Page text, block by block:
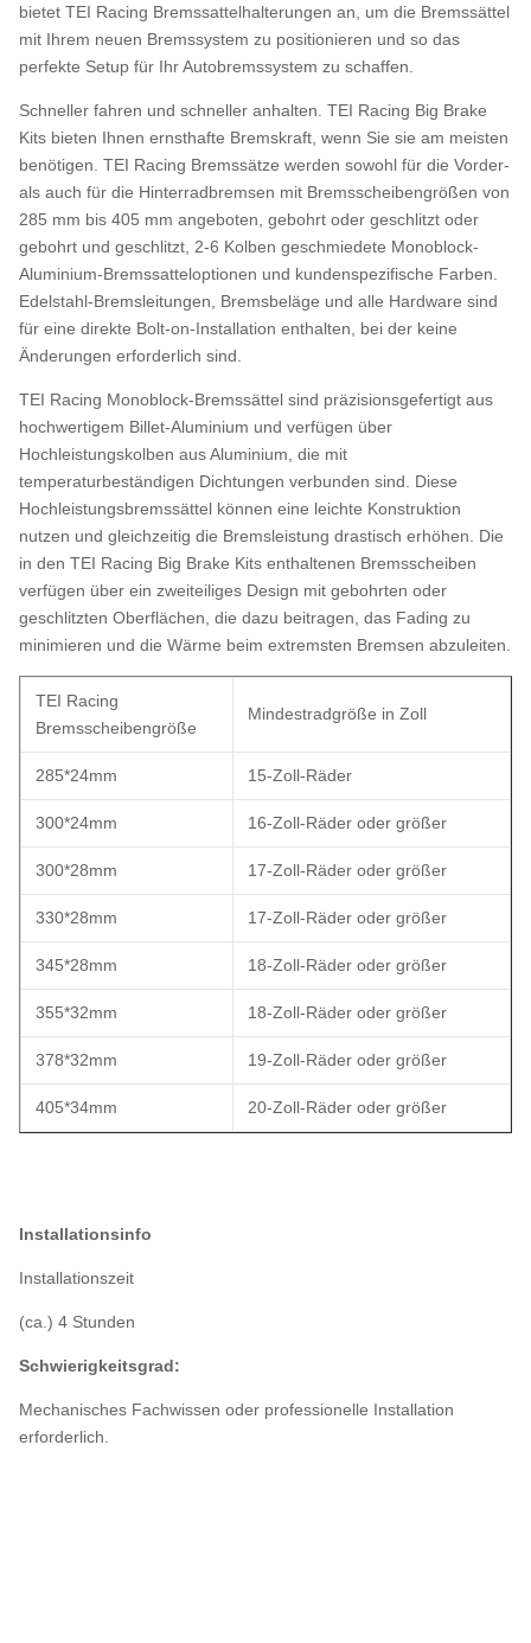
bietet TEI Racing Bremssattelhalterungen an, um die Bremssättel
mit Ihrem neuen Bremssystem zu positionieren und so das
perfekte Setup für Ihr Autobremssystem zu schaffen.
Schneller fahren und schneller anhalten. TEI Racing Big Brake
Kits bieten Ihnen ernsthafte Bremskraft, wenn Sie sie am meisten
benötigen. TEI Racing Bremssätze werden sowohl für die Vorder-
als auch für die Hinterradbremsen mit Bremsscheibengrößen von
285 mm bis 405 mm angeboten, gebohrt oder geschlitzt oder
gebohrt und geschlitzt, 2-6 Kolben geschmiedete Monoblock-
Aluminium-Bremssatteloptionen und kundenspezifische Farben.
Edelstahl-Bremsleitungen, Bremsbeläge und alle Hardware sind
für eine direkte Bolt-on-Installation enthalten, bei der keine
Änderungen erforderlich sind.
TEI Racing Monoblock-Bremssättel sind präzisionsgefertigt aus
hochwertigem Billet-Aluminium und verfügen über
Hochleistungskolben aus Aluminium, die mit
temperaturbeständigen Dichtungen verbunden sind. Diese
Hochleistungsbremssättel können eine leichte Konstruktion
nutzen und gleichzeitig die Bremsleistung drastisch erhöhen. Die
in den TEI Racing Big Brake Kits enthaltenen Bremsscheiben
verfügen über ein zweiteiliges Design mit gebohrten oder
geschlitzten Oberflächen, die dazu beitragen, das Fading zu
minimieren und die Wärme beim extremsten Bremsen abzuleiten.
TEI Racing
Bremsscheibengröße
Mindestradgröße in Zoll
285*24mm 15-Zoll-Räder
300*24mm 16-Zoll-Räder oder größer
300*28mm 17-Zoll-Räder oder größer
330*28mm 17-Zoll-Räder oder größer
345*28mm 18-Zoll-Räder oder größer
355*32mm 18-Zoll-Räder oder größer
378*32mm 19-Zoll-Räder oder größer
405*34mm 20-Zoll-Räder oder größer
Installationsinfo
Installationszeit
(ca.) 4 Stunden
Schwierigkeitsgrad:
Mechanisches Fachwissen oder professionelle Installation
erforderlich.